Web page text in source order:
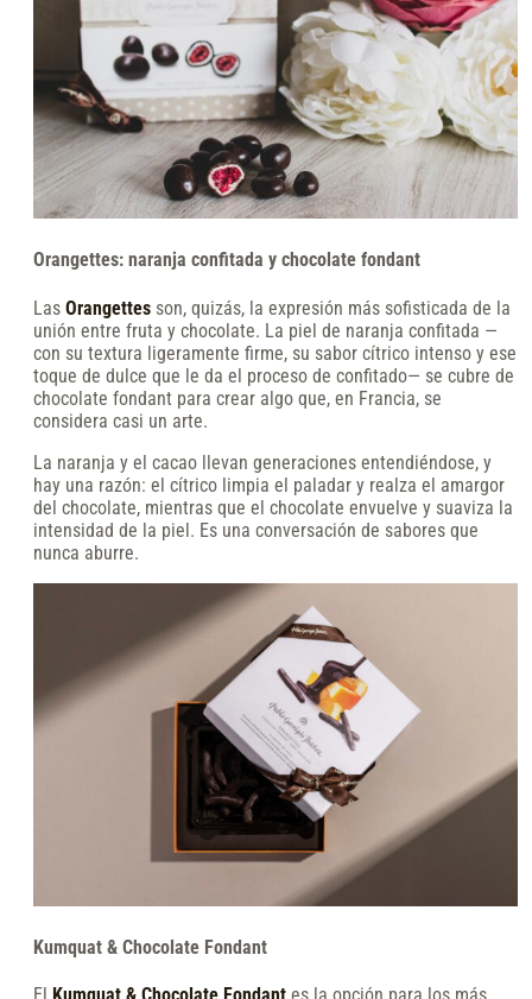
Orangettes: naranja confitada y chocolate fondant
Las Orangettes son, quizás, la expresión más sofisticada de la
unión entre fruta y chocolate. La piel de naranja confitada —
con su textura ligeramente firme, su sabor cítrico intenso y ese
toque de dulce que le da el proceso de confitado— se cubre de
chocolate fondant para crear algo que, en Francia, se
considera casi un arte.
La naranja y el cacao llevan generaciones entendiéndose, y
hay una razón: el cítrico limpia el paladar y realza el amargor
del chocolate, mientras que el chocolate envuelve y suaviza la
intensidad de la piel. Es una conversación de sabores que
nunca aburre.
Kumquat & Chocolate Fondant